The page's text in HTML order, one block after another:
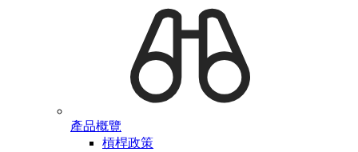
產品概覽
槓桿政策